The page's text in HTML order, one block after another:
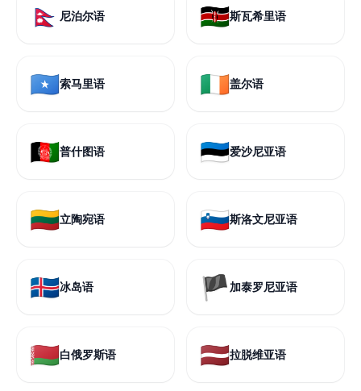
🇳🇵 尼泊尔语 🇰🇪斯瓦希里语
🇸🇴索马里语 🇮🇪盖尔语
🇦🇫普什图语 🇪🇪爱沙尼亚语
🇱🇹立陶宛语 🇸🇮斯洛文尼亚语
🇮🇸冰岛语 🏴 加泰罗尼亚语
🇧🇾白俄罗斯语 🇱🇻拉脱维亚语